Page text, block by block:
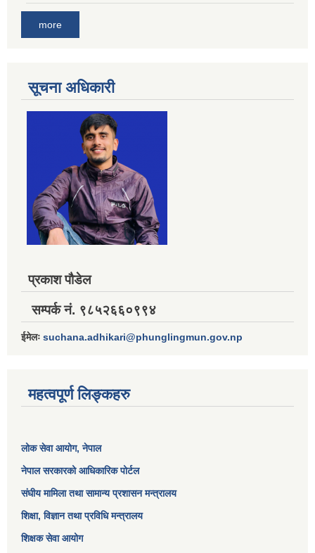
more
सूचना अधिकारी
प्रकाश पौडेल
सम्पर्क नं. ९८५२६६०९९४
ईमेलः suchana.adhikari@phunglingmun.gov.np
महत्वपूर्ण लिङ्कहरु
लोक सेवा आयोग, नेपाल
नेपाल सरकारको आधिकारिक पोर्टल
संघीय मामिला तथा सामान्य प्रशासन मन्त्रालय
शिक्षा, विज्ञान तथा प्रविधि मन्त्रालय
शिक्षक सेवा आयोग